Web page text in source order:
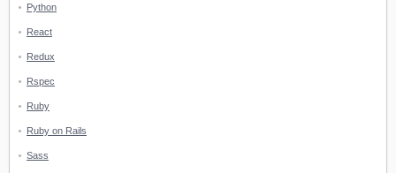
Python
React
Redux
Rspec
Ruby
Ruby on Rails
Sass